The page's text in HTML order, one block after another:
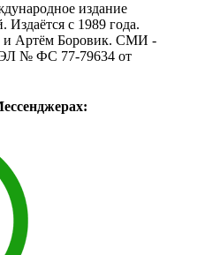
издание
Издаётся с 1989 года.
и Артём Боровик. CМИ -
ЭЛ № ФС 77-79634 от